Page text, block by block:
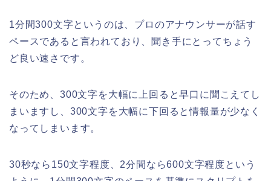
1分間300文字というのは、プロのアナウンサーが話す
ペースであると言われており、聞き手にとってちょう
ど良い速さです。
そのため、300文字を大幅に上回ると早口に聞こえてし
まいますし、300文字を大幅に下回ると情報量が少なく
なってしまいます。
30秒なら150文字程度、2分間なら600文字程度という